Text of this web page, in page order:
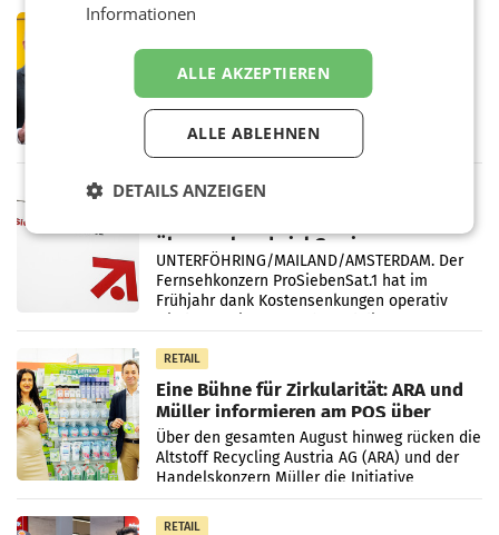
PRIMENEWS
Österreichische Post: Umsatzplus im
ersten Halbjahr trotz schwachem
Briefgeschäft
WIEN Die Österreichische Post AG hat im
ersten Halbjahr 2026 einen Konzernumsatz
von 1.544,0 Mio. EUR erwirtschaftet, was
einem Plus von 3,8 Prozent gegenüber dem
Vergleichszeitraum
MARKETING & MEDIA
überraschend viel Gewinn
UNTERFÖHRING/MAILAND/AMSTERDAM. Der
Fernsehkonzern ProSiebenSat.1 hat im
Frühjahr dank Kostensenkungen operativ
RETAIL
Eine Bühne für Zirkularität: ARA und
Müller informieren am POS über
Kreislauffähigkeit
Über den gesamten August hinweg rücken die
Altstoff Recycling Austria AG (ARA) und der
Handelskonzern Müller die Initiative
„Kreislauf-Helden“ in allen österreichischen
Müller-Filialen
RETAIL
Informationen
ALLE AKZEPTIEREN
ALLE ABLEHNEN
DETAILS ANZEIGEN